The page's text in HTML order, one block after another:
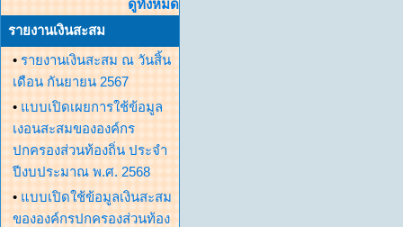
ดูทั้งหมด
รายงานเงินสะสม
• รายงานเงินสะสม ณ วันสิ้น
เดือน กันยายน 2567
• แบบเปิดเผยการใช้ข้อมูล
เงอนสะสมขององค์กร
ปกครองส่วนท้องถิ่น ประจำ
ปีงบประมาณ พ.ศ. 2568
• แบบเปิดใช้ข้อมูลเงินสะสม
ขององค์กรปกครองส่วนท้อง